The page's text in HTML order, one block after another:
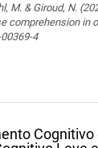
M. & Giroud, N.
comprehension in
4